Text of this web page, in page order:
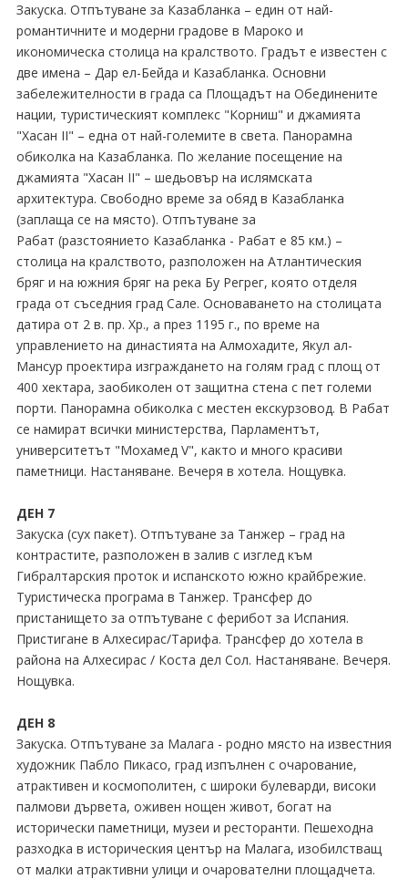
Закуска. Отпътуване за Казабланка – един от най-
романтичните и модерни градове в Мароко и
икономическа столица на кралството. Градът е известен с
две имена – Дар ел-Бейда и Казабланка. Основни
забележителности в града са Площадът на Обединените
нации, туристическият комплекс "Корниш" и джамията
"Хасан II" – една от най-големите в света. Панорамна
обиколка на Казабланка. По желание посещение на
джамията "Хасан II" – шедьовър на ислямската
архитектура. Свободно време за обяд в Казабланка
(заплаща се на място). Отпътуване за
Рабат (разстоянието Казабланка - Рабат е 85 км.) –
столица на кралството, разположен на Атлантическия
бряг и на южния бряг на река Бу Регрег, която отделя
града от съседния град Сале. Основаването на столицата
датира от 2 в. пр. Хр., а през 1195 г., по време на
управлението на династията на Алмохадите, Якул ал-
Мансур проектира изграждането на голям град с площ от
400 хектара, заобиколен от защитна стена с пет големи
порти. Панорамна обиколка с местен екскурзовод. В Рабат
се намират всички министерства, Парламентът,
университетът "Мохамед V", както и много красиви
паметници. Настаняване. Вечеря в хотела. Нощувка.
ДЕН 7
Закуска (сух пакет). Отпътуване за Танжер – град на
контрастите, разположен в залив с изглед към
Гибралтарския проток и испанското южно крайбрежие.
Туристическа програма в Танжер. Трансфер до
пристанището за отпътуване с ферибот за Испания.
Пристигане в Алхесирас∕Тарифа. Трансфер до хотела в
района на Алхесирас ∕ Коста дел Сол. Настаняване. Вечеря.
Нощувка.
ДЕН 8
Закуска. Отпътуване за Малага - родно място на известния
художник Пабло Пикасо, град изпълнен с очарование,
атрактивен и космополитен, с широки булеварди, високи
палмови дървета, оживен нощен живот, богат на
исторически паметници, музеи и ресторанти. Пешеходна
разходка в историческия център на Малага, изобилстващ
от малки атрактивни улици и очарователни площадчета.